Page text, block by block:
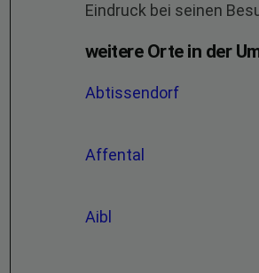
Eindruck bei seinen
weitere Orte in der
Abtissendorf
Affental
Aibl